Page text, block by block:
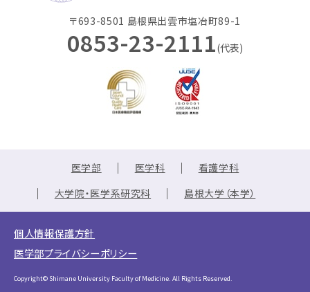
〒693-8501 島根県出雲市塩冶町89-1
0853-23-2111(代表)
医学部 医学科
看護学科
大学院・医学系研究科
島根大学（本学）
Copyright© Shimane University Faculty of Medicine. All Rights Reserved.
個人情報保護方針
医学部プライバシーポリシー